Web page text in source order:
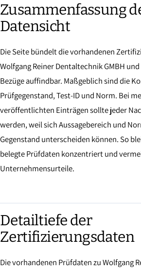
Zusammenfassung
Datensicht
Die Seite bündelt die vorhandenen
Wolfgang Reiner Dentaltechnik GMBH
Bezüge auffindbar. Maßgeblich sind die
Prüfgegenstand, Test-ID und Norm. Bei
veröffentlichten Einträgen sollte jeder
werden, weil sich Aussagebereich und
Gegenstand unterscheiden können. So
belegte Prüfdaten konzentriert und
Unternehmensurteile.
Detailtiefe der
Zertifizierungsdaten
Die vorhandenen Prüfdaten zu Wolfgang